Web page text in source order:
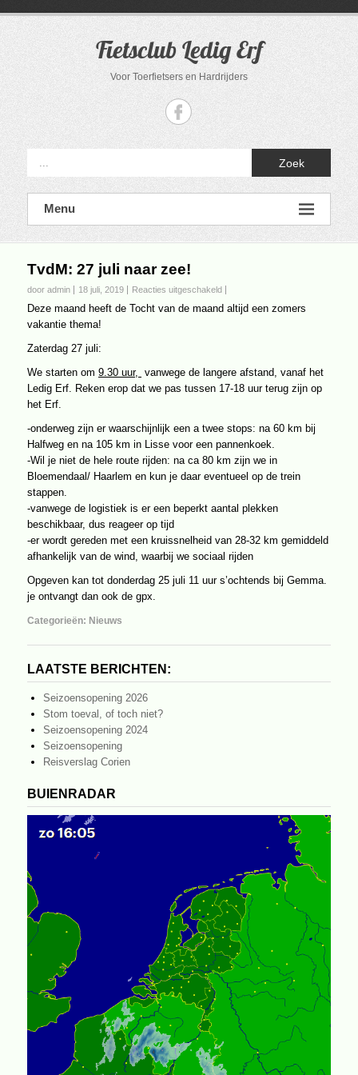
Fietsclub Ledig Erf
Voor Toerfietsers en Hardrijders
Zoek
Menu
TvdM: 27 juli naar zee!
door admin 18 juli, 2019 Reacties uitgeschakeldvoor
TvdM:
Deze maand heeft de Tocht van de maand altijd een zomers
vakantie thema!
Zaterdag 27 juli:
We starten om 9.30 uur, vanwege de langere afstand, vanaf het
Ledig Erf. Reken erop dat we pas tussen 17-18 uur terug zijn op
het Erf.
-onderweg zijn er waarschijnlijk een a twee stops: na 60 km bij
Halfweg en na 105 km in Lisse voor een pannenkoek.
-Wil je niet de hele route rijden: na ca 80 km zijn we in
Bloemendaal/ Haarlem en kun je daar eventueel op de trein
stappen.
-vanwege de logistiek is er een beperkt aantal plekken
beschikbaar, dus reageer op tijd
-er wordt gereden met een kruissnelheid van 28-32 km gemiddeld
afhankelijk van de wind, waarbij we sociaal rijden
Opgeven kan tot donderdag 25 juli 11 uur s’ochtends bij Gemma.
je ontvangt dan ook de gpx.
Categorieën: Nieuws
LAATSTE BERICHTEN:
Seizoensopening 2026
Stom toeval, of toch niet?
Seizoensopening 2024
Seizoensopening
Reisverslag Corien
BUIENRADAR